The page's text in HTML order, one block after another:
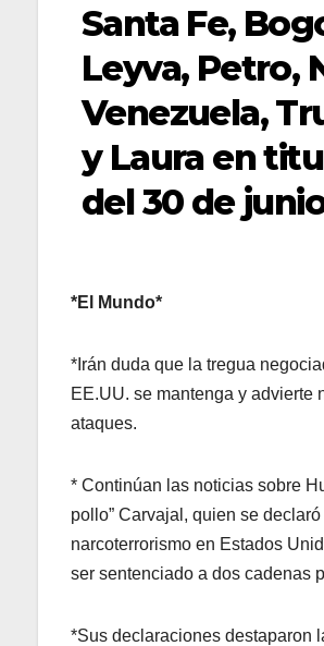
Santa Fe,
Leyva, Petro,
Venezuela,
y Laura en
del 30 de
*El Mundo*
*Irán duda que la tregua
EE.UU. se mantenga y advierte
ataques.
* Continúan las noticias sobre
pollo” Carvajal, quien se
narcoterrorismo en Estados
ser sentenciado a dos cadenas
*Sus declaraciones destaparon